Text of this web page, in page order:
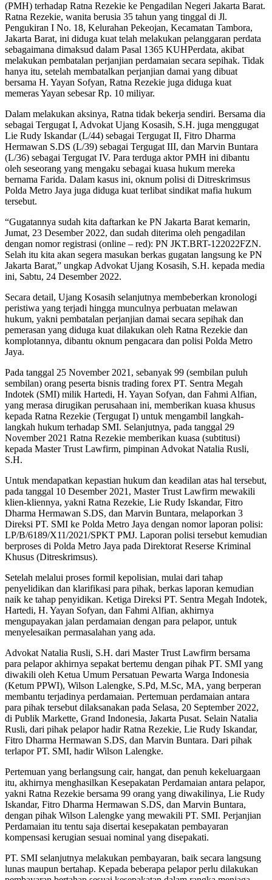
(PMH) terhadap Ratna Rezekie ke Pengadilan Negeri Jakarta Barat.
Ratna Rezekie, wanita berusia 35 tahun yang tinggal di Jl.
Pengukiran I No. 18, Kelurahan Pekeojan, Kecamatan Tambora,
Jakarta Barat, ini diduga kuat telah melakukan pelanggaran perdata
sebagaimana dimaksud dalam Pasal 1365 KUHPerdata, akibat
melakukan pembatalan perjanjian perdamaian secara sepihak. Tidak
hanya itu, setelah membatalkan perjanjian damai yang dibuat
bersama H. Yayan Sofyan, Ratna Rezekie juga diduga kuat
memeras Yayan sebesar Rp. 10 miliyar.
Dalam melakukan aksinya, Ratna tidak bekerja sendiri. Bersama dia
sebagai Tergugat I, Advokat Ujang Kosasih, S.H. juga menggugat
Lie Rudy Iskandar (L/44) sebagai Tergugat II, Fitro Dharma
Hermawan S.DS (L/39) sebagai Tergugat III, dan Marvin Buntara
(L/36) sebagai Tergugat IV. Para terduga aktor PMH ini dibantu
oleh seseorang yang mengaku sebagai kuasa hukum mereka
bernama Farida. Dalam kasus ini, oknum polisi di Ditreskrimsus
Polda Metro Jaya juga diduga kuat terlibat sindikat mafia hukum
tersebut.
“Gugatannya sudah kita daftarkan ke PN Jakarta Barat kemarin,
Jumat, 23 Desember 2022, dan sudah diterima oleh pengadilan
dengan nomor registrasi (online – red): PN JKT.BRT-122022FZN.
Selah itu kita akan segera masukan berkas gugatan langsung ke PN
Jakarta Barat,” ungkap Advokat Ujang Kosasih, S.H. kepada media
ini, Sabtu, 24 Desember 2022.
Secara detail, Ujang Kosasih selanjutnya membeberkan kronologi
peristiwa yang terjadi hingga munculnya perbuatan melawan
hukum, yakni pembatalan perjanjian damai secara sepihak dan
pemerasan yang diduga kuat dilakukan oleh Ratna Rezekie dan
komplotannya, dibantu oknum pengacara dan polisi Polda Metro
Jaya.
Pada tanggal 25 November 2021, sebanyak 99 (sembilan puluh
sembilan) orang peserta bisnis trading forex PT. Sentra Megah
Indotek (SMI) milik Hartedi, H. Yayan Sofyan, dan Fahmi Alfian,
yang merasa dirugikan perusahaan ini, memberikan kuasa khusus
kepada Ratna Rezekie (Tergugat I) untuk mengambil langkah-
langkah hukum terhadap SMI. Selanjutnya, pada tanggal 29
November 2021 Ratna Rezekie memberikan kuasa (subtitusi)
kepada Master Trust Lawfirm, pimpinan Advokat Natalia Rusli,
S.H.
Untuk mendapatkan kepastian hukum dan keadilan atas hal tersebut,
pada tanggal 10 Desember 2021, Master Trust Lawfirm mewakili
klien-kliennya, yakni Ratna Rezekie, Lie Rudy Iskandar, Fitro
Dharma Hermawan S.DS, dan Marvin Buntara, melaporkan 3
Direksi PT. SMI ke Polda Metro Jaya dengan nomor laporan polisi:
LP/B/6189/X11/2021/SPKT PMJ. Laporan polisi tersebut kemudian
berproses di Polda Metro Jaya pada Direktorat Reserse Kriminal
Khusus (Ditreskrimsus).
Setelah melalui proses formil kepolisian, mulai dari tahap
penyelidikan dan klarifikasi para pihak, berkas laporan kemudian
naik ke tahap penyidikan. Ketiga Direksi PT. Sentra Megah Indotek,
Hartedi, H. Yayan Sofyan, dan Fahmi Alfian, akhirnya
mengupayakan jalan perdamaian dengan para pelapor, untuk
menyelesaikan permasalahan yang ada.
Advokat Natalia Rusli, S.H. dari Master Trust Lawfirm bersama
para pelapor akhirnya sepakat bertemu dengan pihak PT. SMI yang
diwakili oleh Ketua Umum Persatuan Pewarta Warga Indonesia
(Ketum PPWI), Wilson Lalengke, S.Pd, M.Sc, MA, yang berperan
membantu terjadinya perdamaian. Pertemuan perdamaian antara
para pihak tersebut dilaksanakan pada Selasa, 20 September 2022,
di Publik Markette, Grand Indonesia, Jakarta Pusat. Selain Natalia
Rusli, dari pihak pelapor hadir Ratna Rezekie, Lie Rudy Iskandar,
Fitro Dharma Hermawan S.DS, dan Marvin Buntara. Dari pihak
terlapor PT. SMI, hadir Wilson Lalengke.
Pertemuan yang berlangsung cair, hangat, dan penuh kekeluargaan
itu, akhirnya menghasilkan Kesepakatan Perdamaian antara pelapor,
yakni Ratna Rezekie bersama 99 orang yang diwakilinya, Lie Rudy
Iskandar, Fitro Dharma Hermawan S.DS, dan Marvin Buntara,
dengan pihak Wilson Lalengke yang mewakili PT. SMI. Perjanjian
Perdamaian itu tentu saja disertai kesepakatan pembayaran
kompensasi kerugian sesuai nominal yang disepakati.
PT. SMI selanjutnya melakukan pembayaran, baik secara langsung
lunas maupun bertahap. Kepada beberapa pelapor perlu dilakukan